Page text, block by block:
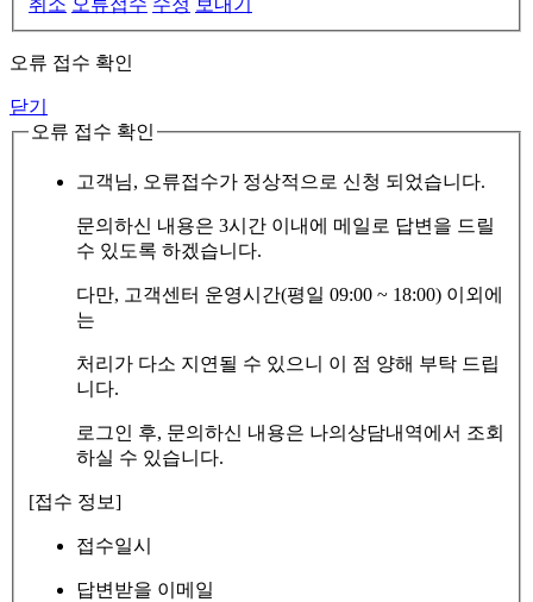
오류 접수 확인
닫기
오류 접수 확인
고객님, 오류접수가 정상적으로 신청 되었습니다.
문의하신 내용은 3시간 이내에 메일로 답변을 드릴
수 있도록 하겠습니다.
다만, 고객센터 운영시간(평일 09:00 ~ 18:00) 이외에
는
처리가 다소 지연될 수 있으니 이 점 양해 부탁 드립
니다.
로그인 후, 문의하신 내용은 나의상담내역에서 조회
하실 수 있습니다.
[접수 정보]
접수일시
답변받을 이메일